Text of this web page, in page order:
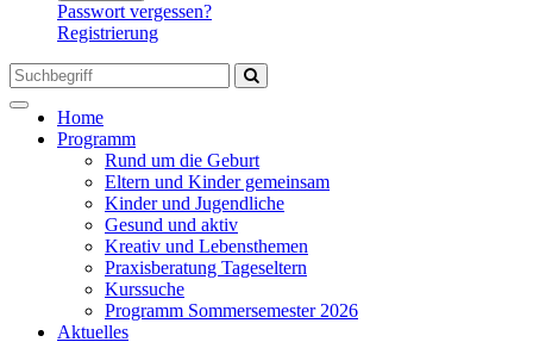
Passwort vergessen?
Registrierung
Toggle
navigation
Home
Programm
Rund um die Geburt
Eltern und Kinder gemeinsam
Kinder und Jugendliche
Gesund und aktiv
Kreativ und Lebensthemen
Praxisberatung Tageseltern
Kurssuche
Programm Sommersemester 2026
Aktuelles